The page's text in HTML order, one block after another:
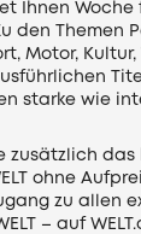
Ihnen
den Themen
Motor, Kultur,
starke wie
zusätzlich
ohne
zu allen
– auf